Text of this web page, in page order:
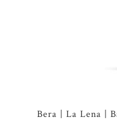
Bera | La Lena |